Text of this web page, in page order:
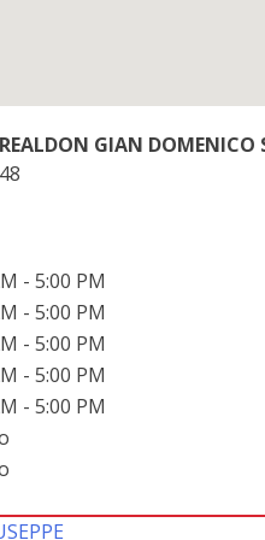
GIAN DOMENICO
- 5:00 PM
- 5:00 PM
- 5:00 PM
- 5:00 PM
- 5:00 PM